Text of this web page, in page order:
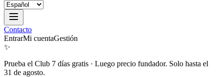
Contacto
EntrarMi cuentaGestión
✨
Prueba el Club 7 días gratis · Luego precio fundador. Solo hasta el
31 de agosto.